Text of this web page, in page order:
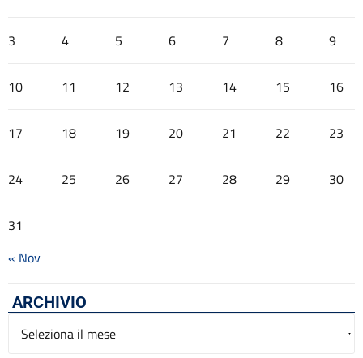
3 4 5 6 7 8 9
10 11 12 13 14 15 16
17 18 19 20 21 22 23
24 25 26 27 28 29 30
31
« Nov
ARCHIVIO
Archivio